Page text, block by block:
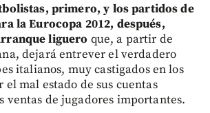
primero, y los partidos de
la Eurocopa 2012, después,
liguero que, a partir de
dejará entrever el verdadero
italianos, muy castigados en los
el mal estado de sus cuentas
ventas de jugadores importantes.